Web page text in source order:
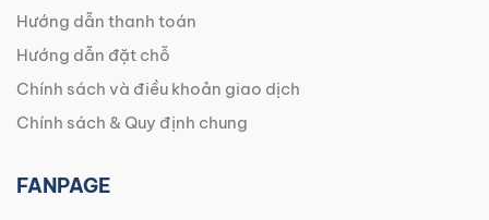
Hướng dẫn thanh toán
Hướng dẫn đặt chỗ
Chính sách và điều khoản giao dịch
Chính sách & Quy định chung
FANPAGE